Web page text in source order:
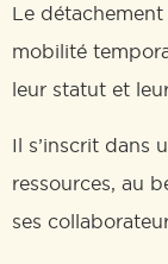
Le
mobilité
leur statut et
Il s’inscrit dans
ressources, au
ses